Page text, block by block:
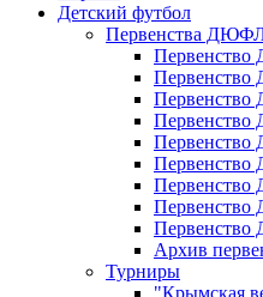
Детский футбол
Первенства
Первенство
Архив
Турниры
"Крымская